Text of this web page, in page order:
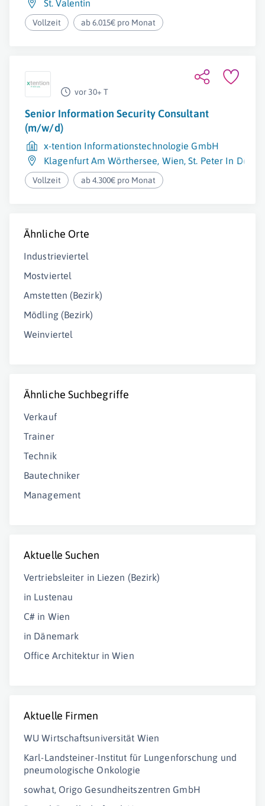
St. Valentin
Vollzeit ab 6.015€ pro Monat
vor 30+ T
Senior Information Security Consultant
(m/w/d)
x-tention Informationstechnologie GmbH
Klagenfurt Am Wörthersee, Wien,St. Peter In Der
Vollzeit ab 4.300€ pro Monat
Ähnliche Orte
Industrieviertel
Mostviertel
Amstetten (Bezirk)
Mödling (Bezirk)
Weinviertel
Ähnliche Suchbegriffe
Verkauf
Trainer
Technik
Bautechniker
Management
Aktuelle Suchen
Vertriebsleiter in Liezen (Bezirk)
in Lustenau
C# in Wien
in Dänemark
Office Architektur in Wien
Aktuelle Firmen
WU Wirtschaftsuniversität Wien
Karl-Landsteiner-Institut für Lungenforschung und
pneumologische Onkologie
sowhat, Origo Gesundheitszentren GmbH